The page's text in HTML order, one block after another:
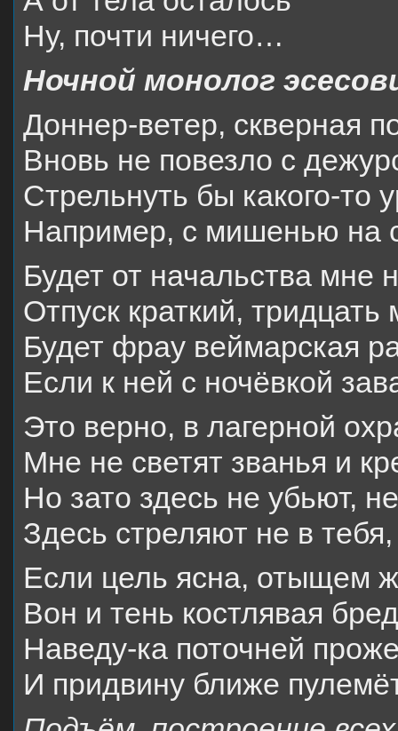
Ну, почти ничего…
Ночной монолог
Доннер-ветер, скверная
Вновь не повезло с
Стрельнуть бы какого-то
Например, с мишенью на
Будет от начальства мне
Отпуск краткий,
Будет фрау веймарская
Если к ней с ночёвкой
Это верно, в лагерной
Мне не светят званья и
Но зато здесь не убьют,
Здесь стреляют не в
Если цель ясна, отыщем
Вон и тень костлявая
Наведу-ка поточней
И придвину ближе